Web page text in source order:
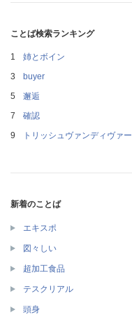
ことば検索ランキング
姉とボイン
buyer
邂逅
確認
トリッシュヴァンディヴァー
新着のことば
エキスポ
図々しい
超加工食品
テスクリアル
頭身